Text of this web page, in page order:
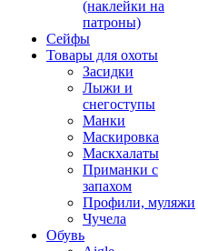
(наклейки на
патроны)
Сейфы
Товары для охоты
Засидки
Лыжи и
снегоступы
Манки
Маскировка
Маскхалаты
Приманки с
запахом
Профили, муляжи
Чучела
Обувь